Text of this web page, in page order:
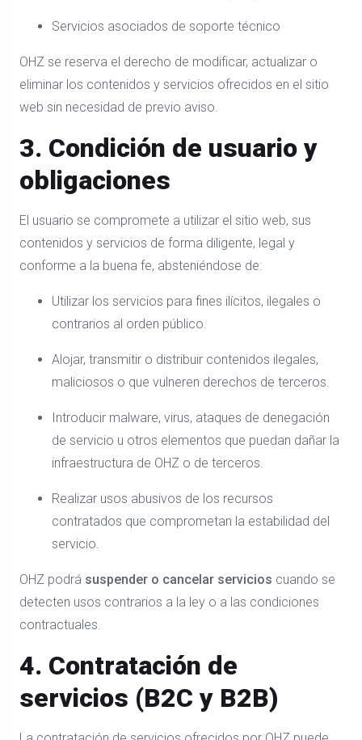
Servicios asociados de soporte técnico
OHZ se reserva el derecho de modificar, actualizar o
eliminar los contenidos y servicios ofrecidos en el sitio
web sin necesidad de previo aviso.
3. Condición de usuario y
obligaciones
El usuario se compromete a utilizar el sitio web, sus
contenidos y servicios de forma diligente, legal y
conforme a la buena fe, absteniéndose de:
Utilizar los servicios para fines ilícitos, ilegales o
contrarios al orden público.
Alojar, transmitir o distribuir contenidos ilegales,
maliciosos o que vulneren derechos de terceros.
Introducir malware, virus, ataques de denegación
de servicio u otros elementos que puedan dañar la
infraestructura de OHZ o de terceros.
Realizar usos abusivos de los recursos
contratados que comprometan la estabilidad del
servicio.
OHZ podrá suspender o cancelar servicios cuando se
detecten usos contrarios a la ley o a las condiciones
contractuales.
4. Contratación de
servicios (B2C y B2B)